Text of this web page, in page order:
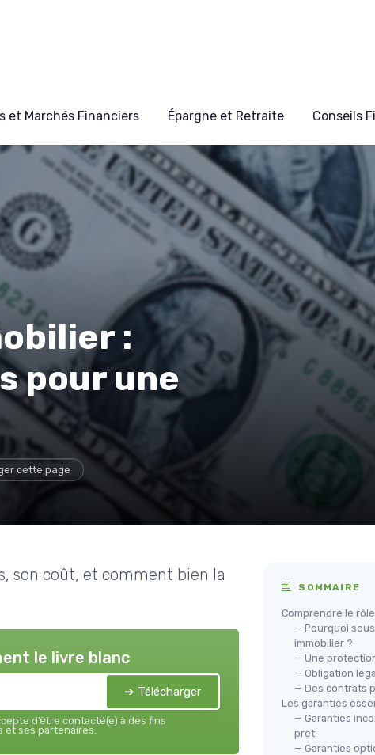
et Marchés Financiers Épargne et Retraite Conseils
:
pour une
cette page
son coût, et comment bien la
le livre blanc
➔ Télécharger
d’être contacté(e) à des fins
et ses partenaires.
SOMMAIRE
Comprendre le
— Pourquoi
immobilier ?
— Une
— Obligation
— Des contrats
Les garanties
— Garanties
prêt
— Garanties